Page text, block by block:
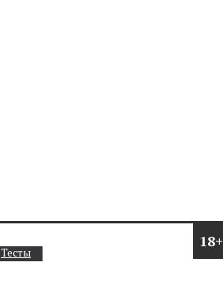
18+
Тесты